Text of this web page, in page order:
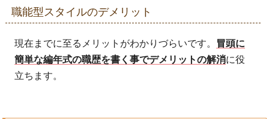
職能型スタイルのデメリット
現在までに至るメリットがわかりづらいです。 冒頭に
簡単な編年式の職歴を書く事でデメリットの解消に役
立ちます。